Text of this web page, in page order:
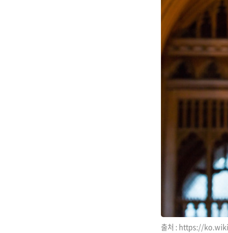
출처 : https://